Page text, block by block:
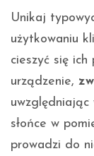
Unikaj
użytkowaniu
cieszyć się ich
urządzenie,
uwzględniając
słońce w
prowadzi do